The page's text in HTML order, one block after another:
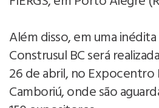
Além disso, em uma inédita
Construsul BC será
26 de abril, no Expocentro
Camboriú, onde são